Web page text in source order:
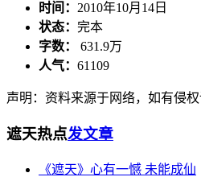
时间： 2010年10月14日
状态： 完本
字数： 631.9万
人气： 61109
声明：资料来源于网络，如有侵权
遮天热点发文章
《遮天》心有一憾 未能成仙